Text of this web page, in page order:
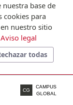
CG
CAMPUS
GLOBAL
base de
cookies para
nuestro sitio
Aviso legal
todas